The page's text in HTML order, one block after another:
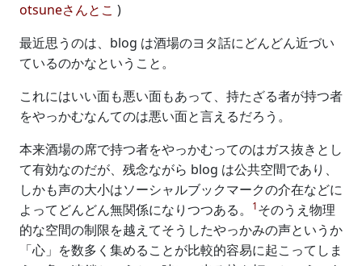
otsuneさんとこ )
最近思うのは、blog は酒場のヨタ話にどんどん近づい
ているのかなということ。
これにはいい面も悪い面もあって、持たざる者が持つ者
をやっかむなんてのは悪い面と言えるだろう。
本来酒場の席で持つ者をやっかむってのはガス抜きとし
て有効なのだが、残念ながら blog は公共空間であり、
しかも声の大小はソーシャルブックマークの介在などに
よってどんどん無関係になりつつある。
1そのうえ物理
的な空間の制限を越えてそうしたやっかみの声というか
「心」を数多く集めることが比較的容易に起こってしま